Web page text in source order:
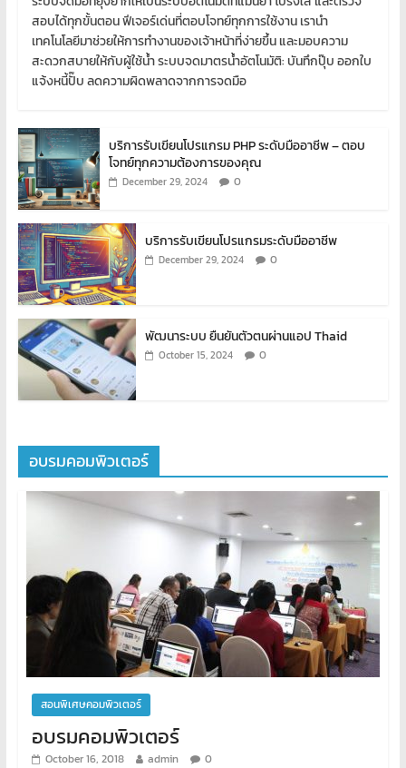
สอบได้ทุกขั้นตอน ฟีเจอร์เด่นที่ตอบโจทย์ทุกการใช้งาน เรานำ
เทคโนโลยีมาช่วยให้การทำงานของเจ้าหน้าที่ง่ายขึ้น และมอบความ
สะดวกสบายให้กับผู้ใช้น้ำ ระบบจดมาตรน้ำอัตโนมัติ: บันทึกปุ๊บ ออกใบ
แจ้งหนี้ปั๊บ ลดความผิดพลาดจากการจดมือ
บริการรับเขียนโปรแกรม PHP ระดับมืออาชีพ – ตอบ
โจทย์ทุกความต้องการของคุณ
December 29, 2024 0
บริการรับเขียนโปรแกรมระดับมืออาชีพ
December 29, 2024 0
พัฒนาระบบ ยืนยันตัวตนผ่านแอป Thaid
October 15, 2024 0
อบรมคอมพิวเตอร์
สอนพิเศษคอมพิวเตอร์
อบรมคอมพิวเตอร์
October 16, 2018 admin 0